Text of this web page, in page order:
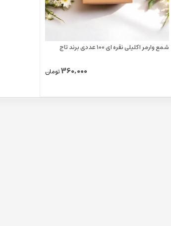
شمع وارمر اکلیلی نقره ای 100 عددی برند تاج
360,000تومان